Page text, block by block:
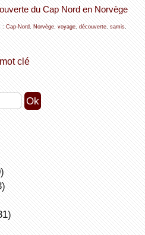
du Cap Nord en Norvège
: Cap-Nord Norvège, voyage, découverte, samis,
clé